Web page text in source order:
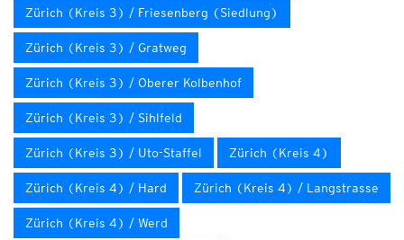
Zürich (Kreis 3) / Friesenberg (Siedlung)
Zürich (Kreis 3) / Gratweg
Zürich (Kreis 3) / Oberer Kolbenhof
Zürich (Kreis 3) / Sihlfeld
Zürich (Kreis 3) / Uto-Staffel Zürich (Kreis 4)
Zürich (Kreis 4) / Hard Zürich (Kreis 4) / Langstrasse
Zürich (Kreis 4) / Werd